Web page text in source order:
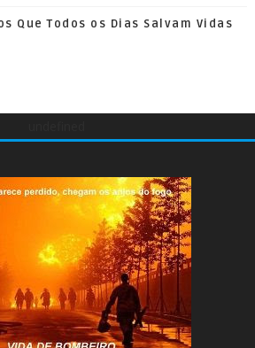
Que Todos os Dias Salvam Vidas